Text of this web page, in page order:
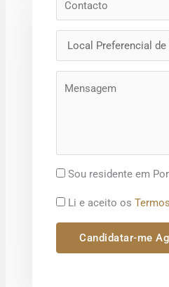
Sou residente em
Li e aceito os
Candidatar-me